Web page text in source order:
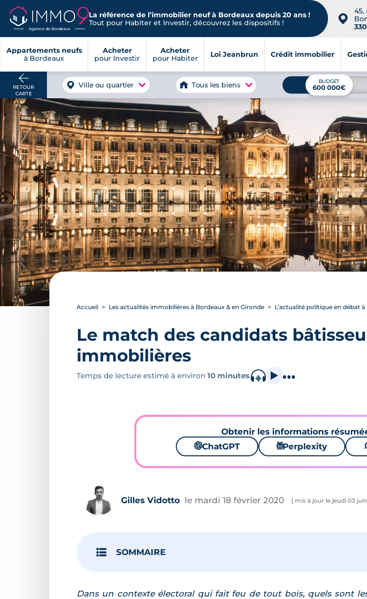
Agence de Bordeaux
La référence de l’immobilier neuf à Bordeaux depuis 20 ans !
Tout pour Habiter et Investir, découvrez les dispositifs !
📍
45,
Appartements neufs
à Bordeaux
Acheter
pour Investir
Acheter
pour Habiter
Loi Jeanbrun Crédit immobilier
RETOUR
CARTE
Ville ou quartier Tous les biens BUDGET
600 000€
Accueil Les actualités immobilières à Bordeaux & en Gironde L’actualité politique en débat
Le match des candidats
immobilières
Temps de lecture estimé à environ 10 minutes.
Obtenir les informations
🌌ChatGPT ⚙Perplexity
Gilles Vidotto le mardi 18 février 2020 [ mis à jour le jeudi 03 juin
SOMMAIRE
Dans un contexte électoral qui fait feu de tout bois, quels sont